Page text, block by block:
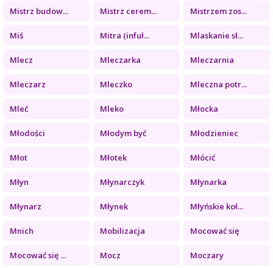
Mistrz budow... Mistrz cerem... Mistrzem zos...
Miś Mitra (infuł... Mlaskanie sł...
Mlecz Mleczarka Mleczarnia
Mleczarz Mleczko Mleczna potr...
Mleć Mleko Młocka
Młodości Młodym być Młodzieniec
Młot Młotek Młócić
Młyn Młynarczyk Młynarka
Młynarz Młynek Młyńskie koł...
Mnich Mobilizacja Mocować się
Mocować się ... Mocz Moczary